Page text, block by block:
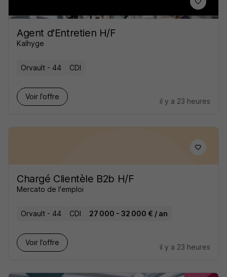
Agent d'Entretien H/F
Kalhyge
Orvault - 44 CDI
Voir l’offre
il y a 23 heures
Chargé Clientèle B2b H/F
Mercato de l'emploi
Orvault - 44 CDI 27 000 - 32 000 € / an
Voir l’offre
il y a 23 heures